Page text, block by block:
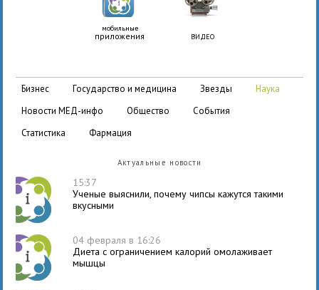
мобильные
приложения ВИДЕО
бизнес государство и медицина звезды
наука
новости МЕД-инфо
общество
события
статистика
фармация
Актуальные новости
15:37
Ученые выяснили, почему чипсы кажутся такими
вкусными
04 февраля в 16:26
Диета с ограничением калорий омолаживает
мышцы